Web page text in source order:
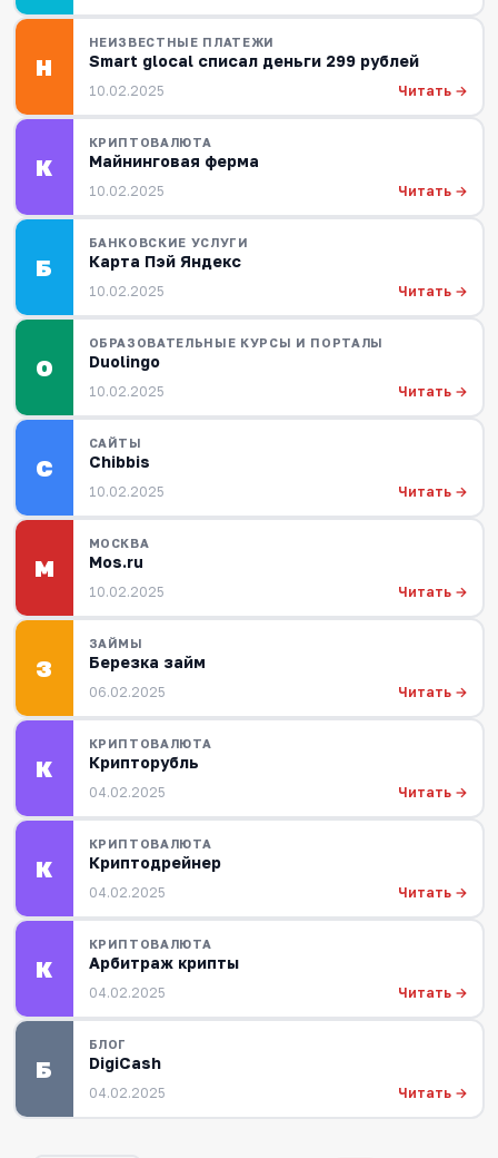
Н
НЕИЗВЕСТНЫЕ ПЛАТЕЖИ
Smart glocal списал деньги 299 рублей
10.02.2025 Читать →
К
КРИПТОВАЛЮТА
Майнинговая ферма
10.02.2025 Читать →
Б
БАНКОВСКИЕ УСЛУГИ
Карта Пэй Яндекс
10.02.2025 Читать →
О
ОБРАЗОВАТЕЛЬНЫЕ КУРСЫ И ПОРТАЛЫ
Duolingo
10.02.2025 Читать →
С
САЙТЫ
Chibbis
10.02.2025 Читать →
М
МОСКВА
Mos.ru
10.02.2025 Читать →
З
ЗАЙМЫ
Березка займ
06.02.2025 Читать →
К
КРИПТОВАЛЮТА
Крипторубль
04.02.2025 Читать →
К
КРИПТОВАЛЮТА
Криптодрейнер
04.02.2025 Читать →
К
КРИПТОВАЛЮТА
Арбитраж крипты
04.02.2025 Читать →
Б
БЛОГ
DigiCash
04.02.2025 Читать →